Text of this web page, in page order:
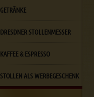
GETRÄNKE
DRESDNER STOLLENMESSER
KAFFEE & ESPRESSO
STOLLEN ALS WERBEGESCHENK